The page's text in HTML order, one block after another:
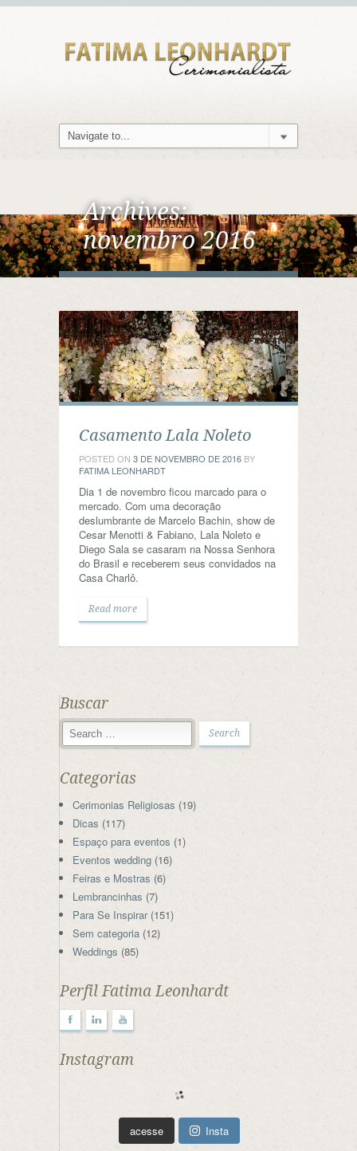
Archives:
novembro 2016
Casamento Lala Noleto
POSTED ON 3 DE NOVEMBRO DE 2016 BY
FATIMA LEONHARDT
Dia 1 de novembro ficou marcado para o
mercado. Com uma decoração
deslumbrante de Marcelo Bachin, show de
Cesar Menotti & Fabiano, Lala Noleto e
Diego Sala se casaram na Nossa Senhora
do Brasil e receberem seus convidados na
Casa Charlô.
Read more
Buscar
Categorias
Cerimonias Religiosas (19)
Dicas (117)
Espaço para eventos (1)
Eventos wedding (16)
Feiras e Mostras (6)
Lembrancinhas (7)
Para Se Inspirar(151)
Sem categoria (12)
Weddings (85)
Perfil Fatima Leonhardt
F l y
Instagram
acesse Insta